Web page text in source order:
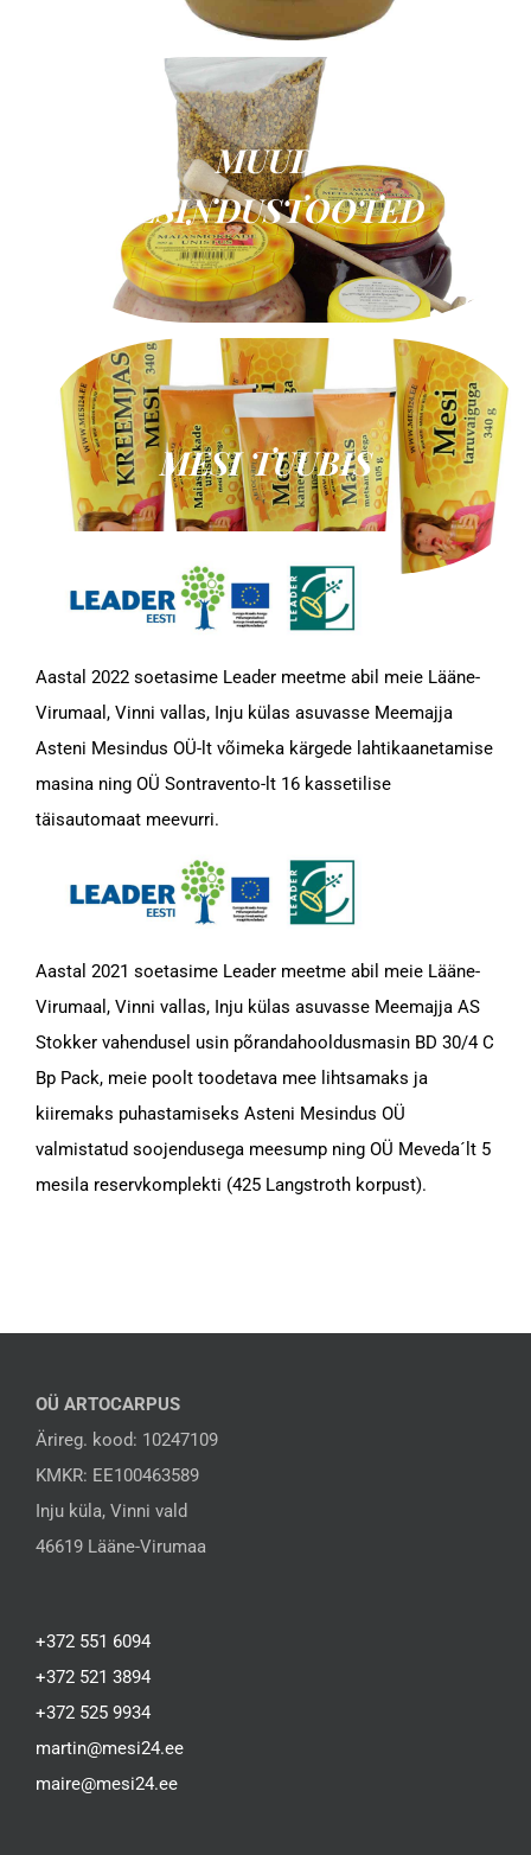
MUUD
MESINDUSTOOTED
MESITUUBIS
Aastal 2022 soetasime Leader meetme abil meie Lääne-
Virumaal, Vinni vallas, Inju külas asuvasse Meemajja
Asteni Mesindus OÜ-lt võimeka kärgede lahtikaanetamise
masina ning OÜ Sontravento-lt 16 kassetilise
täisautomaat meevurri.
Aastal 2021 soetasime Leader meetme abil meie Lääne-
Virumaal, Vinni vallas, Inju külas asuvasse Meemajja AS
Stokker vahendusel usin põrandahooldusmasin BD 30/4 C
Bp Pack, meie poolt toodetava mee lihtsamaks ja
kiiremaks puhastamiseks Asteni Mesindus OÜ
valmistatud soojendusega meesump ning OÜ Meveda´lt 5
mesila reservkomplekti (425 Langstroth korpust).
OÜ ARTOCARPUS
Ärireg. kood: 10247109
KMKR: EE100463589
Inju küla, Vinni vald
46619 Lääne-Virumaa
+372 551 6094
+372 521 3894
+372 525 9934
martin@mesi24.ee
maire@mesi24.ee